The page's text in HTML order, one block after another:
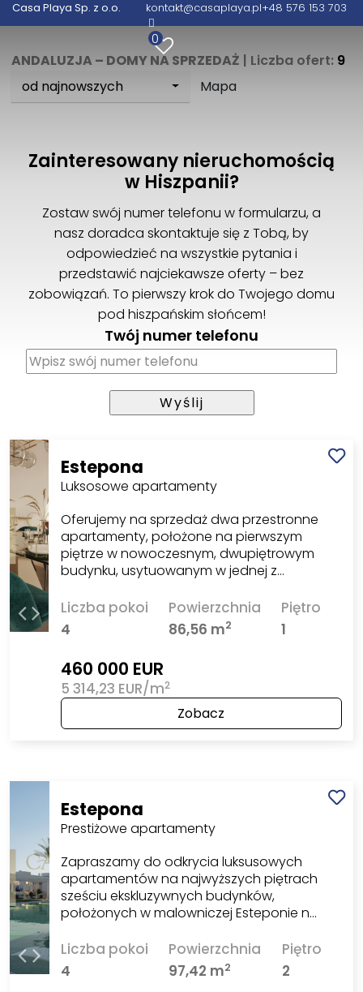
Casa Playa Sp. z o.o. kontakt@casaplaya.pl+48 576 153 703
0
ANDALUZJA – DOMY NA SPRZEDAŻ | Liczba ofert: 9
od najnowszych
Mapa
Zainteresowany nieruchomością
w Hiszpanii?
Zostaw swój numer telefonu w formularzu, a
nasz doradca skontaktuje się z Tobą, by
odpowiedzieć na wszystkie pytania i
przedstawić najciekawsze oferty – bez
zobowiązań. To pierwszy krok do Twojego domu
pod hiszpańskim słońcem!
Twój numer telefonu
Estepona
Luksosowe apartamenty
Oferujemy na sprzedaż dwa przestronne
apartamenty, położone na pierwszym
piętrze w nowoczesnym, dwupiętrowym
budynku, usytuowanym w jednej z…
Liczba pokoi
4
Powierzchnia
86,56 m2
Piętro
1
460 000 EUR
5 314,23 EUR/m2
Zobacz
Estepona
Prestiżowe apartamenty
Zapraszamy do odkrycia luksusowych
apartamentów na najwyższych piętrach
sześciu ekskluzywnych budynków,
położonych w malowniczej Esteponie n…
Liczba pokoi
4
Powierzchnia
97,42 m2
Piętro
2